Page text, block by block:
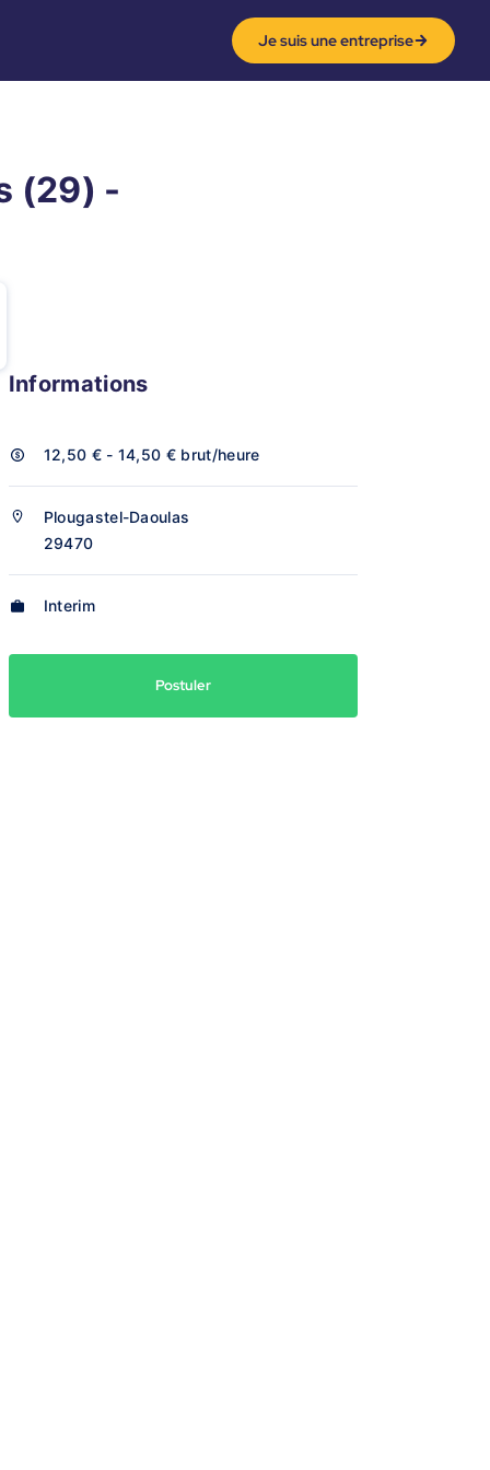
Je suis une entreprise
(29) -
Informations
12,50 € - 14,50 € brut/heure
Plougastel-Daoulas
29470
Interim
Postuler